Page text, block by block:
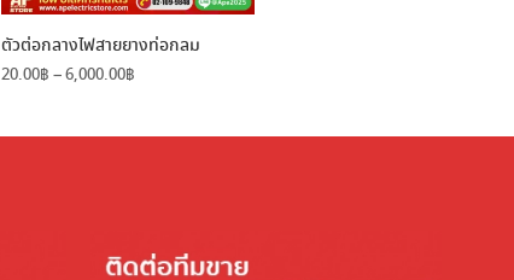
ตัวต่อกลางไฟสายยางท่อกลม
20.00฿ –6,000.00฿
through